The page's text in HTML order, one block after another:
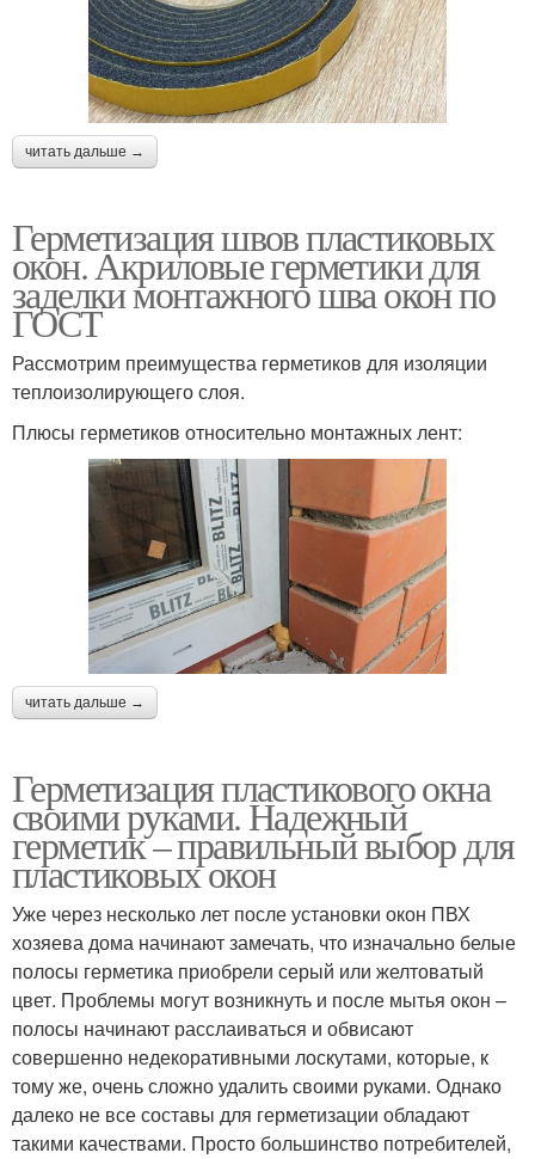
читать дальше →
Герметизация швов пластиковых
окон. Акриловые герметики для
заделки монтажного шва окон по
ГОСТ
Рассмотрим преимущества герметиков для изоляции
теплоизолирующего слоя.
Плюсы герметиков относительно монтажных лент:
читать дальше →
Герметизация пластикового окна
своими руками. Надежный
герметик – правильный выбор для
пластиковых окон
Уже через несколько лет после установки окон ПВХ
хозяева дома начинают замечать, что изначально белые
полосы герметика приобрели серый или желтоватый
цвет. Проблемы могут возникнуть и после мытья окон –
полосы начинают расслаиваться и обвисают
совершенно недекоративными лоскутами, которые, к
тому же, очень сложно удалить своими руками. Однако
далеко не все составы для герметизации обладают
такими качествами. Просто большинство потребителей,